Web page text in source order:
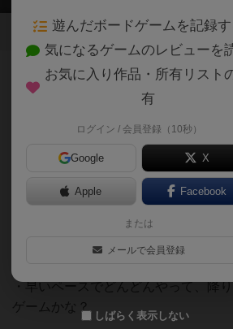
21 3 51
349名 0名 0 約4年前
個人的総合評価【45点】
★全レビュー冒頭に【カタンを８０
で採点を行っています】
・子供には良いかも？？
・早いペースでどんどんやって、降
ゲームかな？
遊んだボードゲームを記録す
気になるゲームのレビューを
お気に入り作品・所有リスト
有
ログイン / 会員登録（10秒）
Google X
Apple Facebook
または
メールで会員登録
しばらく表示しない